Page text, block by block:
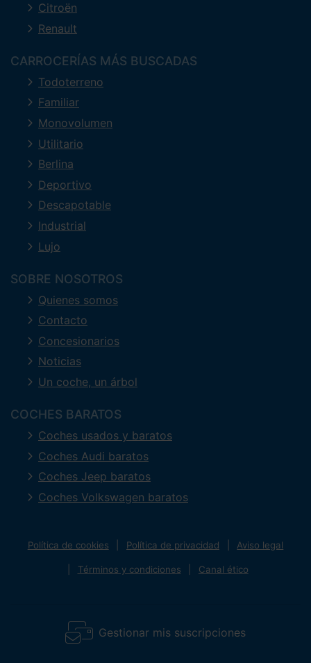
Citroën
Renault
CARROCERÍAS MÁS BUSCADAS
Todoterreno
Familiar
Monovolumen
Utilitario
Berlina
Deportivo
Descapotable
Industrial
Lujo
SOBRE NOSOTROS
Quienes somos
Contacto
Concesionarios
Noticias
Un coche, un árbol
COCHES BARATOS
Coches usados y baratos
Coches Audi baratos
Coches Jeep baratos
Coches Volkswagen baratos
Política de cookies Política de privacidad Aviso legal
Términos y condiciones Canal ético
Gestionar mis suscripciones